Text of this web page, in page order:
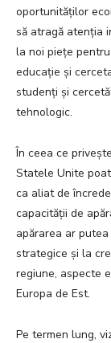
oportunităților
să atragă atenția
la noi piețe
educație și
studenți și
tehnologic.
În ceea ce
Statele Unite
ca aliat de
capacității de
apărarea ar
strategice și la
regiune, aspecte
Europa de Est.
Pe termen lung,